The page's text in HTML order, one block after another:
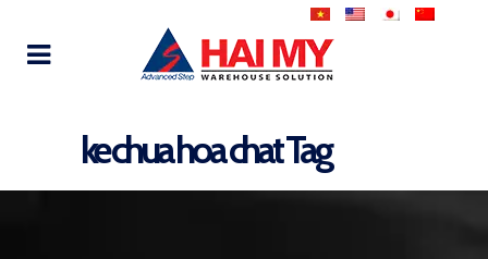
ke chua hoa chat Tag